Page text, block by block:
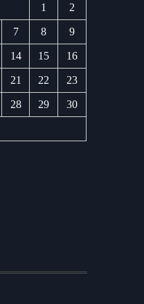
1 2
7 8 9
14 15 16
21 22 23
28 29 30